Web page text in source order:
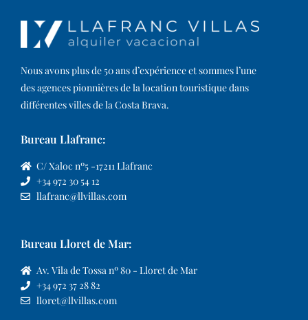
Nous avons plus de 50 ans d’expérience et sommes l’une
des agences pionnières de la location touristique dans
différentes villes de la Costa Brava.​
Bureau Llafranc:
C/ Xaloc nº5 -17211 Llafranc
+34 972 30 54 12
llafranc@llvillas.com
Bureau Lloret de Mar:
Av. Vila de Tossa nº 80 - Lloret de Mar
+34 972 37 28 82
lloret@llvillas.com